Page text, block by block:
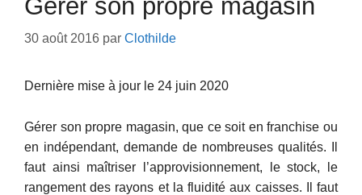
Gérer son propre magasin
30 août 2016 par Clothilde
Dernière mise à jour le 24 juin 2020
Gérer son propre magasin, que ce soit en franchise ou
en indépendant, demande de nombreuses qualités. Il
faut ainsi maîtriser l’approvisionnement, le stock, le
rangement des rayons et la fluidité aux caisses. Il faut